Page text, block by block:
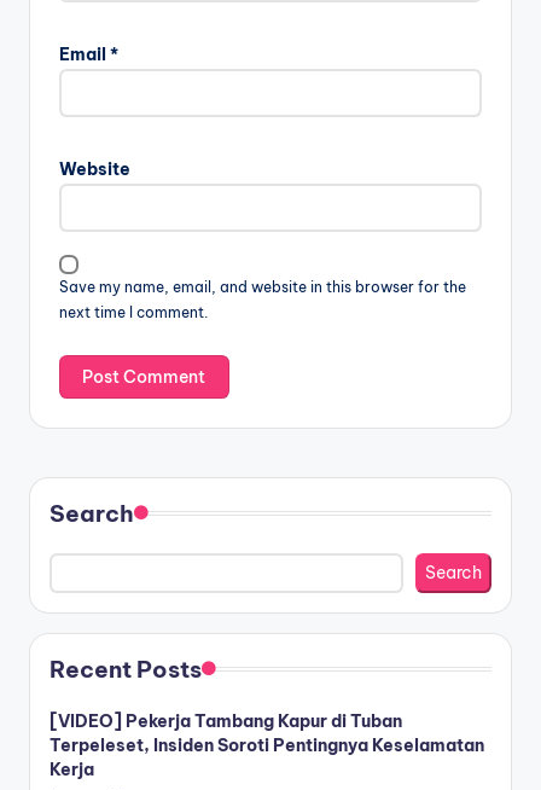
Email *
Website
Save my name, email, and website in this browser for the
next time I comment.
Search
Search
Recent Posts
[VIDEO] Pekerja Tambang Kapur di Tuban
Terpeleset, Insiden Soroti Pentingnya Keselamatan
Kerja